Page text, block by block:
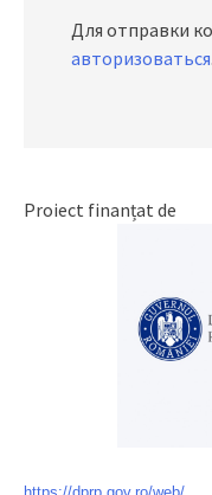
Для отправки
авторизоваться.
Proiect finanțat de